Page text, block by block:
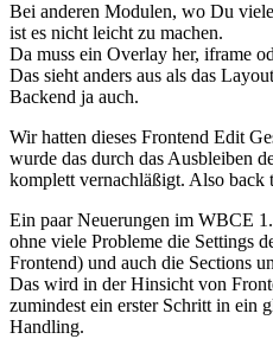
Bei anderen Modulen, wo Du
ist es nicht leicht zu machen.
Da muss ein Overlay her, iframe
Das sieht anders aus als das
Backend ja auch.
Wir hatten dieses Frontend Edit
wurde das durch das Ausbleiben
komplett vernachläßigt. Also back
Ein paar Neuerungen im WBCE
ohne viele Probleme die Settings
Frontend) und auch die Sections
Das wird in der Hinsicht von
zumindest ein erster Schritt in ein
Handling.